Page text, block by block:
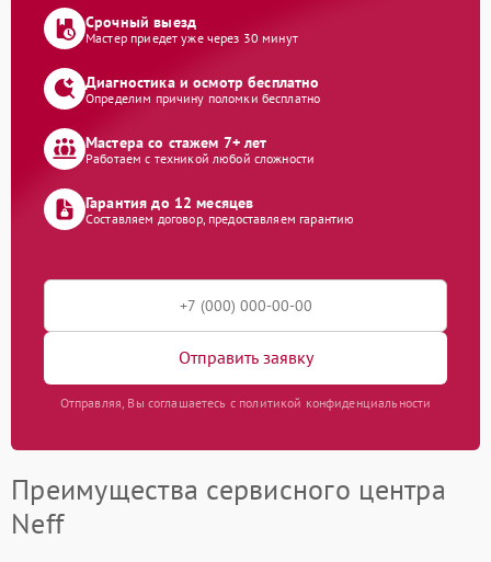
Срочный выезд
Мастер приедет уже через 30 минут
Диагностика и осмотр бесплатно
Определим причину поломки бесплатно
Мастера со стажем 7+ лет
Работаем с техникой любой сложности
Гарантия до 12 месяцев
Составляем договор, предоставляем гарантию
Отправить заявку
Отправляя, Вы соглашаетесь с политикой конфиденциальности
Преимущества сервисного центра
Neff